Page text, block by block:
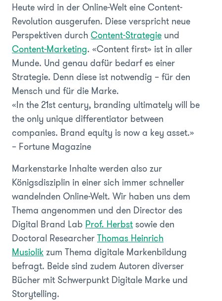
Heute wird in der Online-Welt eine Content-
Revolution ausgerufen. Diese verspricht neue
Perspektiven durch Content-Strategie und
Content-Marketing. «Content first» ist in aller
Munde. Und genau dafür bedarf es einer
Strategie. Denn diese ist notwendig – für den
Mensch und für die Marke.
«In the 21st century, branding ultimately will be
the only unique differentiator between
companies. Brand equity is now a key asset.»
– Fortune Magazine
Markenstarke Inhalte werden also zur
Königsdisziplin in einer sich immer schneller
wandelnden Online-Welt. Wir haben uns dem
Thema angenommen und den Director des
Digital Brand Lab Prof. Herbstsowie den
Doctoral ResearcherThomas Heinrich
Musiolik zum Thema digitale Markenbildung
befragt. Beide sind zudem Autoren diverser
Bücher mit Schwerpunkt Digitale Marke und
Storytelling.